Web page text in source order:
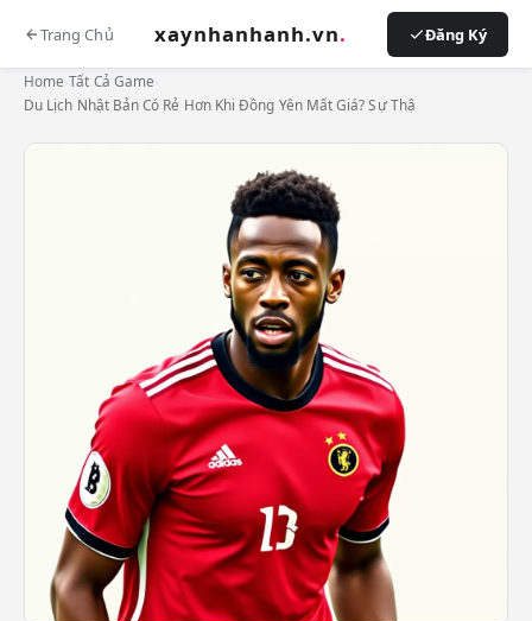
Trang Chủ xaynhanhanh.vn. Đăng Ký
Home ›Tất Cả Game
Du Lịch Nhật Bản Có Rẻ Hơn Khi Đồng Yên Mất Giá? Sự Thậ